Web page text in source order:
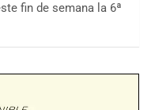
fin de semana la 6ª